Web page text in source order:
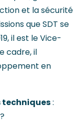
et la sécurité
que SDT se
il est le Vice-
cadre, il
en
techniques :